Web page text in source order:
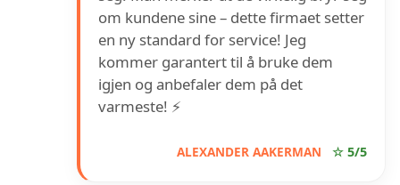
om kundene sine – dette firmaet setter
en ny standard for service! Jeg
kommer garantert til å bruke dem
igjen og anbefaler dem på det
varmeste! ⚡
ALEXANDER AAKERMAN ☆ 5/5